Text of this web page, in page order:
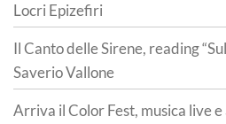
Locri Epizefiri
Il Canto delle Sirene, reading
Saverio Vallone
Arriva il Color Fest, musica live